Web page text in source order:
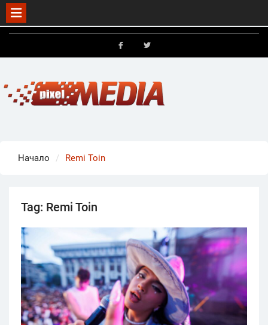
Skip
Начало Remi Toin
Tag: Remi Toin